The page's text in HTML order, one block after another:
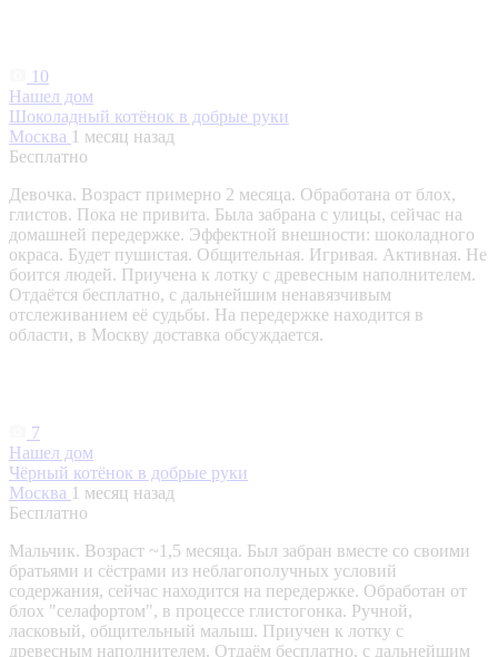
10
Нашел дом
Шоколадный котёнок в добрые руки
Москва 1 месяц назад
Бесплатно
Девочка. Возраст примерно 2 месяца. Обработана от блох,
глистов. Пока не привита. Была забрана с улицы, сейчас на
домашней передержке. Эффектной внешности: шоколадного
окраса. Будет пушистая. Общительная. Игривая. Активная. Не
боится людей. Приучена к лотку с древесным наполнителем.
Отдаётся бесплатно, с дальнейшим ненавязчивым
отслеживанием её судьбы. На передержке находится в
области, в Москву доставка обсуждается.
7
Нашел дом
Чёрный котёнок в добрые руки
Москва 1 месяц назад
Бесплатно
Мальчик. Возраст ~1,5 месяца. Был забран вместе со своими
братьями и сёстрами из неблагополучных условий
содержания, сейчас находится на передержке. Обработан от
блох "селафортом", в процессе глистогонка. Ручной,
ласковый, общительный малыш. Приучен к лотку с
древесным наполнителем. Отдаём бесплатно, с дальнейшим